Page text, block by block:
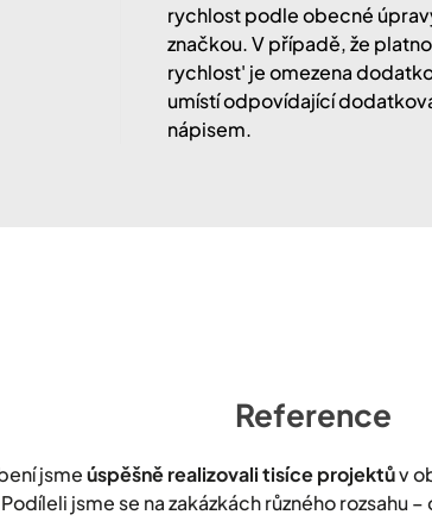
rychlost podle obecné
značkou. V případě, že
rychlost' je omezena
umístí odpovídající
nápisem.
Reference
jsmeúspěšně realizovali tisíce projektův
jsme se na zakázkách různého rozsahu